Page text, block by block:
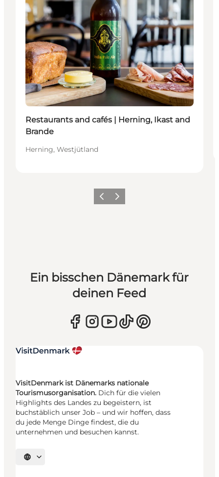
Restaurants and cafés | Herning, Ikast and
Brande
Herning, Westjütland
ZurückWeiter
Ein bisschen Dänemark für
deinen Feed
VisitDenmark ist Dänemarks nationale
Tourismusorganisation. Dich für die vielen
Highlights des Landes zu begeistern, ist
buchstäblich unser Job – und wir hoffen, dass
du jede Menge Dinge findest, die du
unternehmen und besuchen kannst.
Sprache auswählen